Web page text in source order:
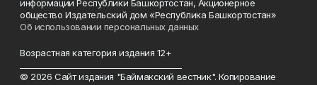
информации Республики Башкортостан, Акционерное
общество Издательский дом «Республика Башкортостан»
Об использовании персональных данных
Возрастная категория издания 12+
© 2026 Сайт издания "Баймакский вестник". Копирование